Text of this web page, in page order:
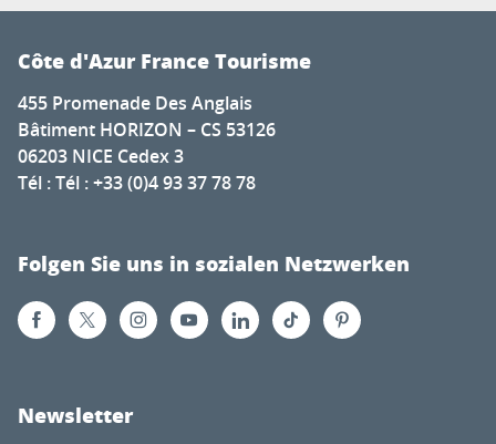
Côte d'Azur France Tourisme
455 Promenade Des Anglais
Bâtiment HORIZON – CS 53126
06203 NICE Cedex 3
Tél : Tél : +33 (0)4 93 37 78 78
Folgen Sie uns in sozialen Netzwerken
Newsletter